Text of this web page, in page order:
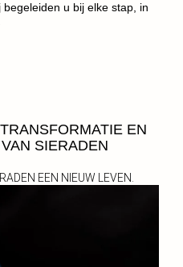
u bij elke stap, in
EN
SIERADEN
EEN NIEUW LEVEN.